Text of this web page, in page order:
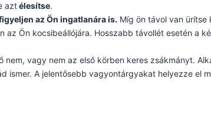
aztélesítse.
az Ön ingatlanára is. Míg ön távol van ürítse
Ön kocsibeállójára. Hosszabb távollét esetén a
nem, vagy nem az első körben keres zsákmányt.
ismer. A jelentősebb vagyontárgyakat helyezze el